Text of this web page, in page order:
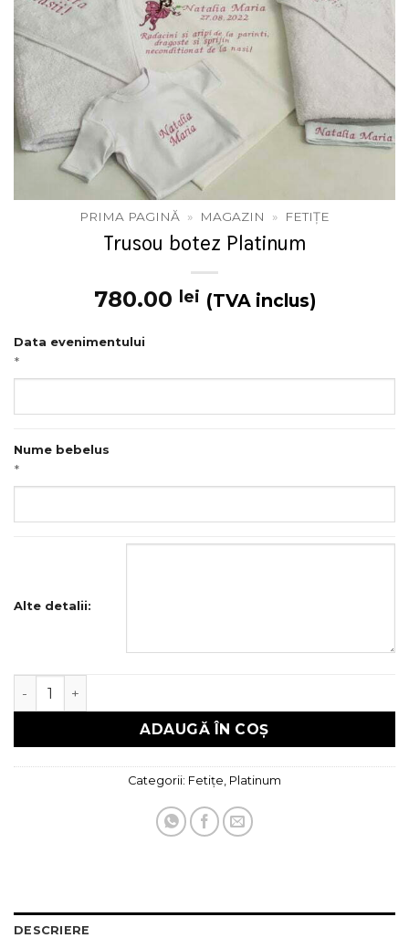
PRIMA PAGINĂ » MAGAZIN » FETIȚE
Trusou botez Platinum
780.00 lei (TVA inclus)
Data evenimentului
*
Nume bebelus
*
Alte detalii:
Cantitate Trusou botez Platinum
ADAUGĂ ÎN COȘ
Categorii: Fetițe, Platinum
DESCRIERE